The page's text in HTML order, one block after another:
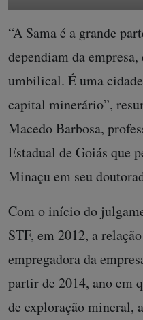
“A Sama é a grande
dependiam da
umbilical. É uma
capital minerário”,
Macedo Barbosa,
Estadual de Goiás que
Minaçu em seu
Com o início do
STF, em 2012, a
empregadora da
partir de 2014, ano em
de exploração mineral,